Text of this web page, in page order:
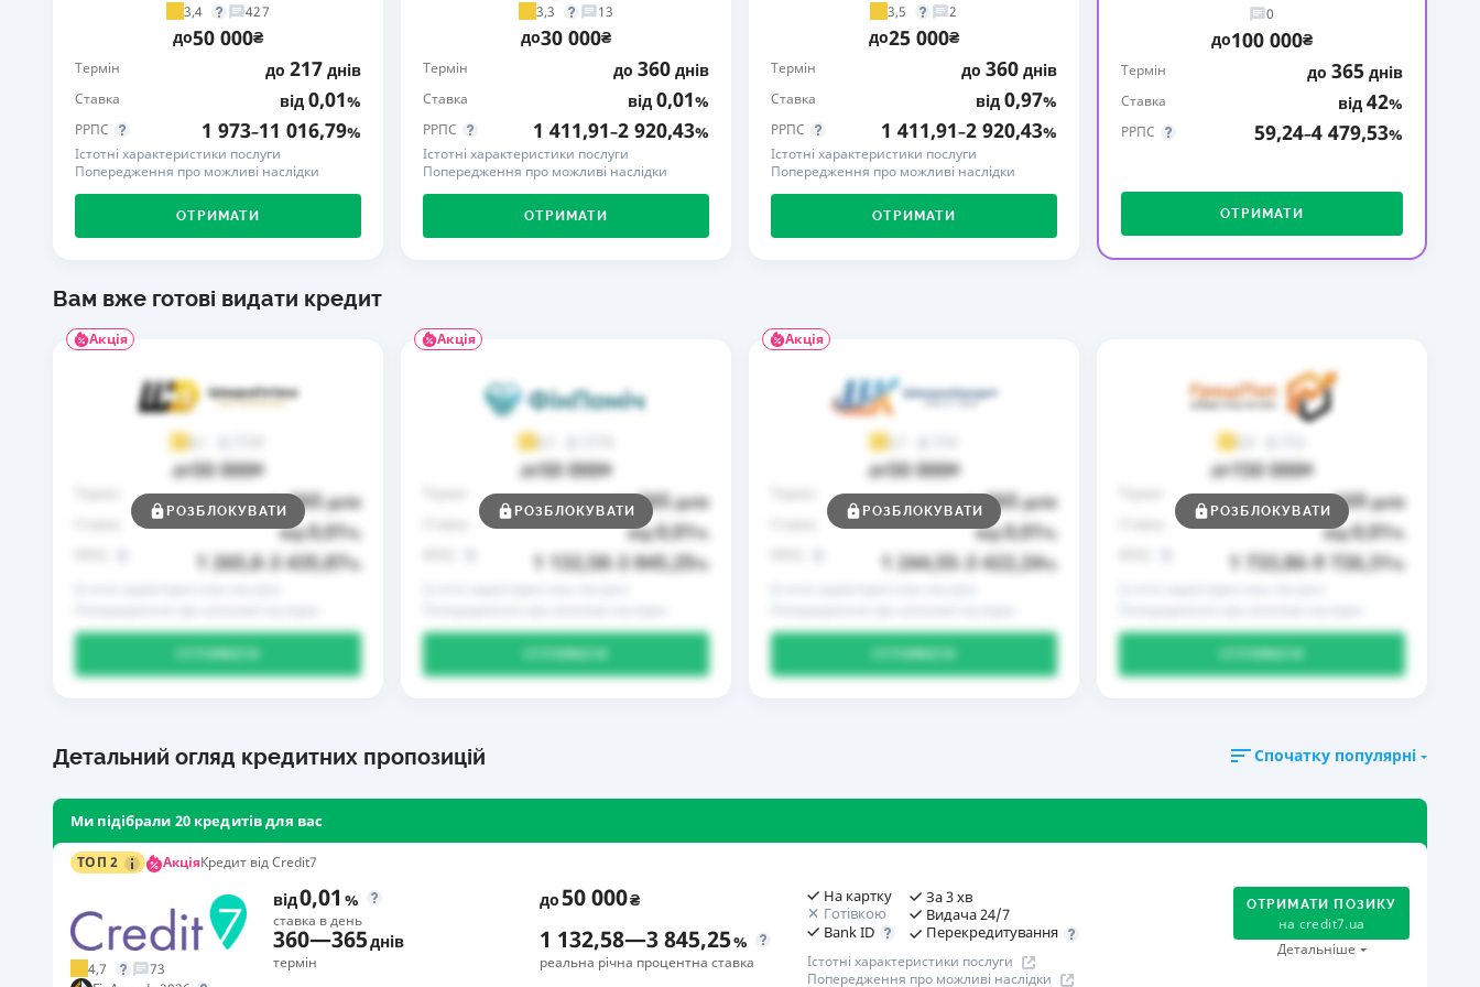
РЕЙТИНГ ДЕБЕТОВИХ
ЩОМІСЯЧНИЙ ОГЛЯД
КЕШБЕКУ
ПУТІВНИКИ ПО
ПУТІВНИКИ ПО
ВСІ СТРАХОВІ ПОЛІСИ
СТРАХОВІ КОМПАНІЇ
КОМПАНІЇ
3,4 427
до50 000₴
Термін до 217 днів
Ставка від 0,01%
РРПС 1 973–11 016,79%
Істотні характеристики послуги
Попередження про можливі наслідки
ОТРИМАТИ
3,3 13
до30 000₴
Термін до 360 днів
Ставка від 0,01%
РРПС 1 411,91–2 920,43%
Істотні характеристики послуги
Попередження про можливі наслідки
ОТРИМАТИ
3,5 2
до25 000₴
Термін до 360 днів
Ставка від 0,97%
РРПС 1 411,91–2 920,43%
Істотні характеристики послуги
Попередження про можливі наслідки
ОТРИМАТИ
0
до100 000₴
Термін до 365 днів
Ставка від 42%
РРПС 59,24–4 479,53%
ОТРИМАТИ
Вам вже готові видати кредит
Акція
4,1
до50 000₴
до 365днів
від0,01%
1 265,8 3 435,87%
РОЗБЛОКУВАТИ
Акція
4,7
до50 000₴
до 365днів
від0,01%
1 132,58 3 845,25%
РОЗБЛОКУВАТИ
Акція
3,7
до50 000₴
до 365днів
від0,01%
1 244,55 3 422,24%
РОЗБЛОКУВАТИ
3,9
до150 000₴
до 169днів
від0,01%
1 733,86 9 726,31%
РОЗБЛОКУВАТИ
Детальний огляд кредитних пропозицій Спочатку популярні
Ми підібрали 20 кредитів для вас
ТОП 2 АкціяКредит від Credit7
4,7
73
від0,01 %
ставка в день
до50 000₴
360—365днів
термін
1 132,58—3 845,25%
реальна річна процентна ставка
На картку
Готівкою
Bank ID
За 3 хв
Видача 24/7
Перекредитування
Істотні характеристики послуги
Попередження про можливі наслідки
ОТРИМАТИ ПОЗИКУ
на credit7.ua
Детальніше